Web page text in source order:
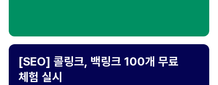
[SEO] 콜링크, 백링크 100개 무료
체험 실시